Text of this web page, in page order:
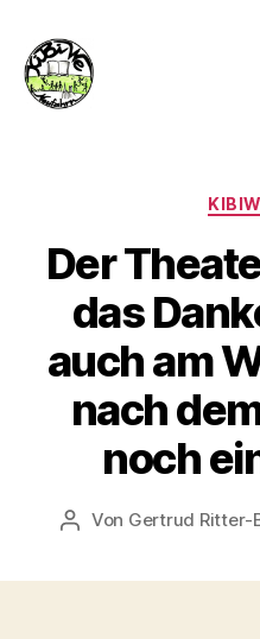
Der
das
auch am
nach
noch
Beitragsautor
Von Gertrud Ritter-